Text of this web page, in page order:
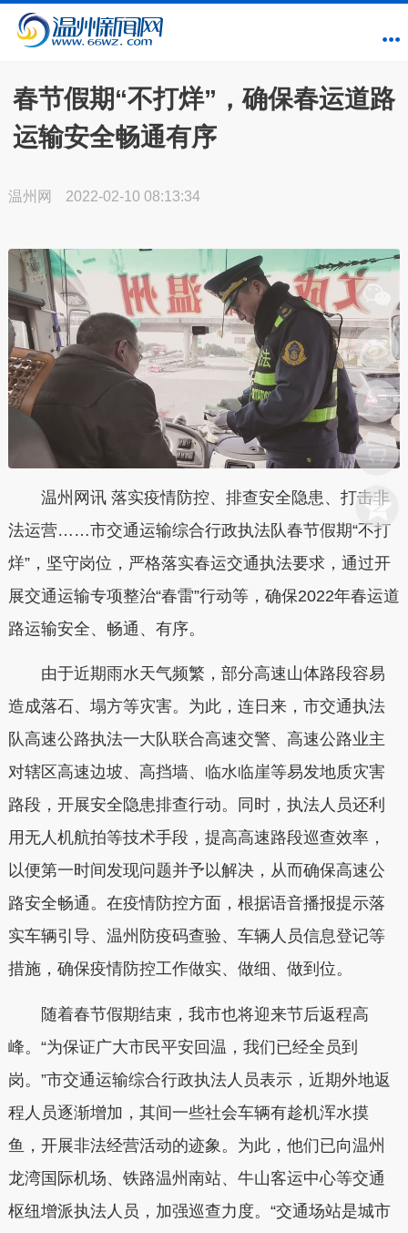
春节假期“不打烊”，确保春运道路
运输安全畅通有序
温州网 2022-02-10 08:13:34
温州网讯 落实疫情防控、排查安全隐患、打击非
法运营……市交通运输综合行政执法队春节假期“不打
烊”，坚守岗位，严格落实春运交通执法要求，通过开
展交通运输专项整治“春雷”行动等，确保2022年春运道
路运输安全、畅通、有序。
由于近期雨水天气频繁，部分高速山体路段容易
造成落石、塌方等灾害。为此，连日来，市交通执法
队高速公路执法一大队联合高速交警、高速公路业主
对辖区高速边坡、高挡墙、临水临崖等易发地质灾害
路段，开展安全隐患排查行动。同时，执法人员还利
用无人机航拍等技术手段，提高高速路段巡查效率，
以便第一时间发现问题并予以解决，从而确保高速公
路安全畅通。在疫情防控方面，根据语音播报提示落
实车辆引导、温州防疫码查验、车辆人员信息登记等
措施，确保疫情防控工作做实、做细、做到位。
随着春节假期结束，我市也将迎来节后返程高
峰。“为保证广大市民平安回温，我们已经全员到
岗。”市交通运输综合行政执法人员表示，近期外地返
程人员逐渐增加，其间一些社会车辆有趁机浑水摸
鱼，开展非法经营活动的迹象。为此，他们已向温州
龙湾国际机场、铁路温州南站、牛山客运中心等交通
枢纽增派执法人员，加强巡查力度。“交通场站是城市